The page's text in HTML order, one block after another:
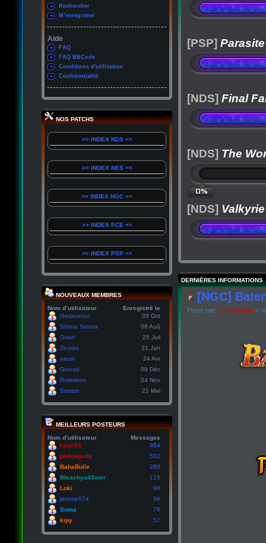
Rechercher
M’enregistrer
Aide
FAQ
FAQ BBCode
Conditions d'utilisation
Confidentialité
NOS PATCHS
>> INDEX NDS <<
>> INDEX NES <<
>> INDEX NGC <<
>> INDEX PCE <<
>> INDEX PSP <<
NOUVEAUX MEMBRES
Nom d’utilisateur
Enregistré le
Gedeonluc
03 Oct
Shinra Setora
08 Aoû
Griad
25 Juil
Zicolas
21 Jan
yaum
24 Avr
Gorvak
09 Déc
Rulesless
04 Nov
Straizo
21 Mai
MEILLEURS POSTEURS
Nom d’utilisateur
Messages
Lyan53
864
pinktagada
502
BahaBulle
280
Bleachya43vier
115
Loki
98
jerome674
98
Soma
79
kipy
57
[PSP]
[NDS] Final
[NDS] The
0%
[NDS]
DERNIÈRES INFORMATIONS
[NGC]
Posté par: pinktagada »